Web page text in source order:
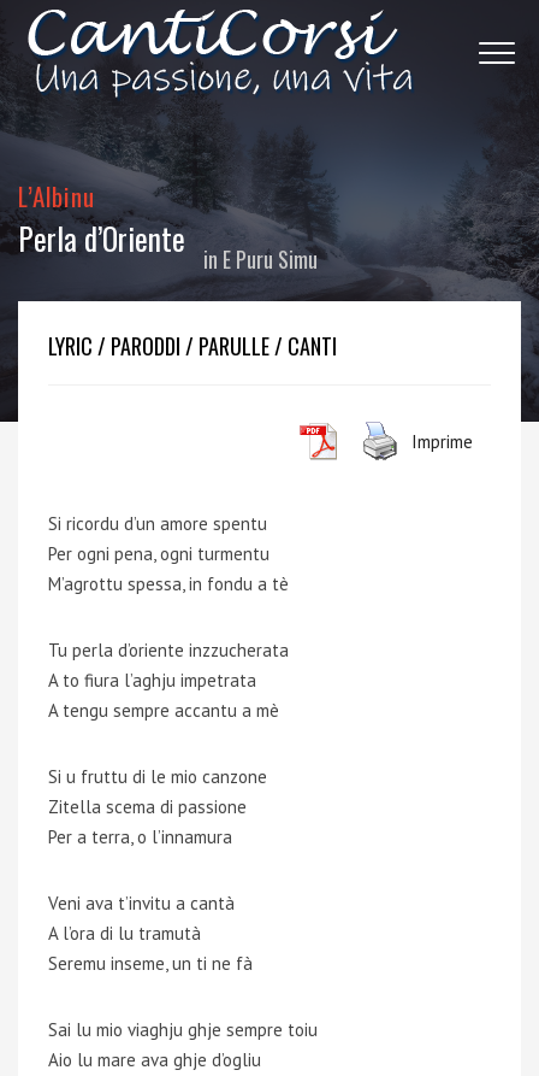
L’Albinu
Perla d’Oriente in E Puru Simu
LYRIC / PARODDI / PARULLE / CANTI
Imprime
Si ricordu d’un amore spentu
Per ogni pena, ogni turmentu
M’agrottu spessa, in fondu a tè
Tu perla d’oriente inzzucherata
A to fiura l’aghju impetrata
A tengu sempre accantu a mè
Si u fruttu di le mio canzone
Zitella scema di passione
Per a terra, o l’innamura
Veni ava t’invitu a cantà
A l’ora di lu tramutà
Seremu inseme, un ti ne fà
Sai lu mio viaghju ghje sempre toiu
Aio lu mare ava ghje d’ogliu